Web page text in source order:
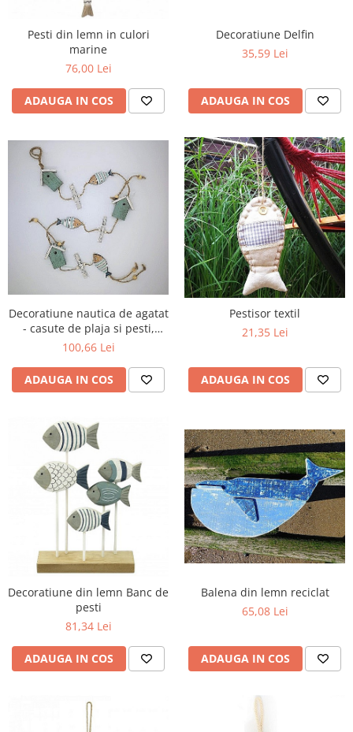
Decoratiuni care se agata
Tablouri
Pesti din lemn in culori
marine
76,00 Lei
ADAUGA IN COS
Decoratiune Delfin
35,59 Lei
ADAUGA IN COS
Decoratiune nautica de agatat
- casute de plaja si pesti,
100cm
100,66 Lei
ADAUGA IN COS
Pestisor textil
21,35 Lei
ADAUGA IN COS
Decoratiune din lemn Banc de
pesti
81,34 Lei
ADAUGA IN COS
Balena din lemn reciclat
65,08 Lei
ADAUGA IN COS